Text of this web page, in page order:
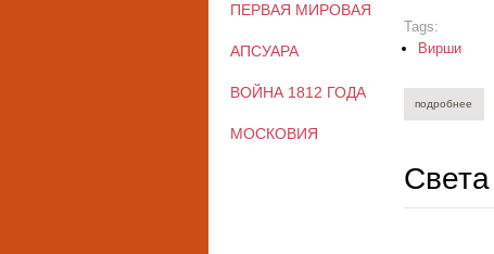
Tags:
Вирши
подробнее
ПЕРВАЯ МИРОВАЯ
АПСУАРА
ВОЙНА 1812 ГОДА
МОСКОВИЯ